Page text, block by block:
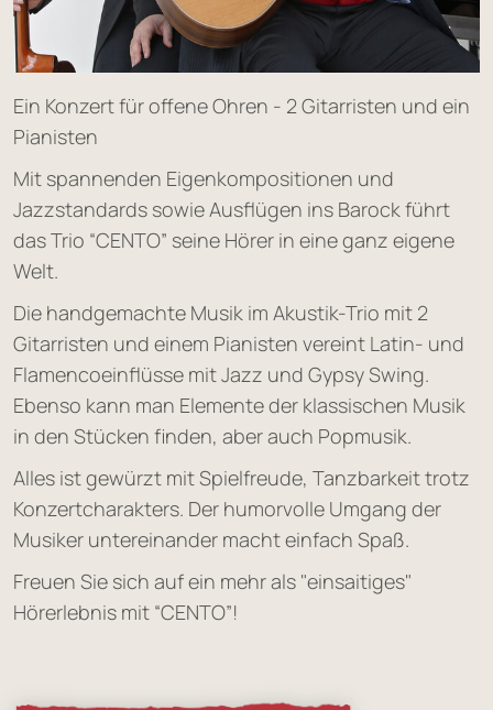
Ein Konzert für offene Ohren - 2 Gitarristen und ein
Pianisten
Mit spannenden Eigenkompositionen und
Jazzstandards sowie Ausflügen ins Barock führt
das Trio “CENTO” seine Hörer in eine ganz eigene
Welt.
Die handgemachte Musik im Akustik-Trio mit 2
Gitarristen und einem Pianisten vereint Latin- und
Flamencoeinflüsse mit Jazz und Gypsy Swing.
Ebenso kann man Elemente der klassischen Musik
in den Stücken finden, aber auch Popmusik.
Alles ist gewürzt mit Spielfreude, Tanzbarkeit trotz
Konzertcharakters. Der humorvolle Umgang der
Musiker untereinander macht einfach Spaß.
Freuen Sie sich auf ein mehr als "einsaitiges"
Hörerlebnis mit “CENTO”!